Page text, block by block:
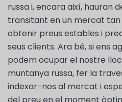
russa i, encara així, hauran
transitant en un mercat
obtenir preus estables i
seus clients. Ara bé, si ens
podem ocupar el nostre
muntanya russa, fer la
indexar-nos al mercat i
del preu en el moment